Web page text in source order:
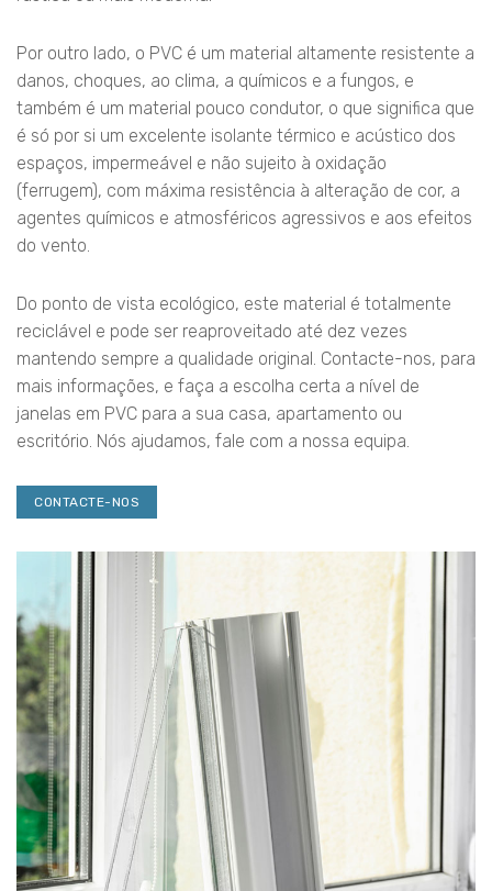
Por outro lado, o PVC é um material altamente resistente a
danos, choques, ao clima, a químicos e a fungos, e
também é um material pouco condutor, o que significa que
é só por si um excelente isolante térmico e acústico dos
espaços, impermeável e não sujeito à oxidação
(ferrugem), com máxima resistência à alteração de cor, a
agentes químicos e atmosféricos agressivos e aos efeitos
do vento.
Do ponto de vista ecológico, este material é totalmente
reciclável e pode ser reaproveitado até dez vezes
mantendo sempre a qualidade original. Contacte-nos, para
mais informações, e faça a escolha certa a nível de
janelas em PVC para a sua casa, apartamento ou
escritório. Nós ajudamos, fale com a nossa equipa.
CONTACTE-NOS